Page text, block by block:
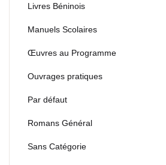
Livres Béninois
Manuels Scolaires
Œuvres au Programme
Ouvrages pratiques
Par défaut
Romans Général
Sans Catégorie